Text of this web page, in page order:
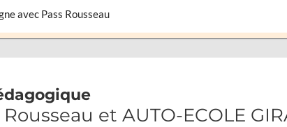
avec Pass Rousseau
et AUTO-ECOLE